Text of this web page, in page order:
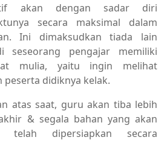
akan dengan sadar diri
secara maksimal dalam
Ini dimaksudkan tiada lain
seseorang pengajar memiliki
mulia, yaitu ingin melihat
didiknya kelak.
atas saat, guru akan tiba lebih
& segala bahan yang akan
telah dipersiapkan secara